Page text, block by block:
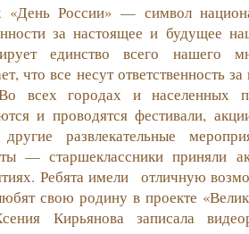
«День России» — символ
за настоящее и будущее
единство всего нашего
что все несут ответственность
всех городах и населенных
и проводятся фестивали,
развлекательные
— старшеклассники приняли
Ребята имели отличную
свою родину в проекте
Кирьянова записала